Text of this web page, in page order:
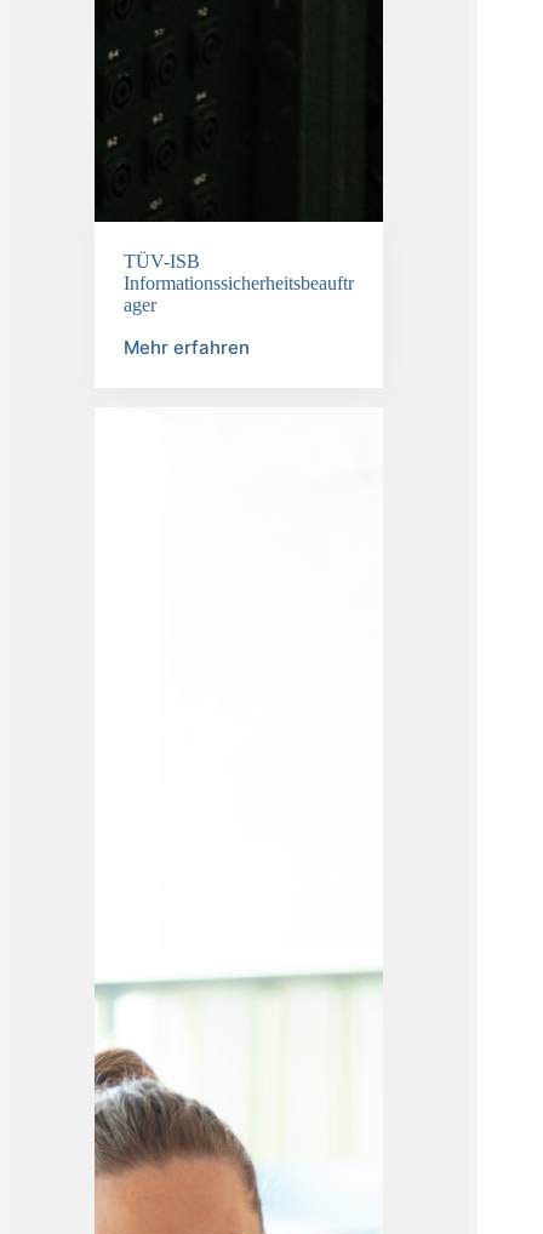
TÜV-ISB
Informationssicherheitsbeauftr
ager
Mehr erfahren